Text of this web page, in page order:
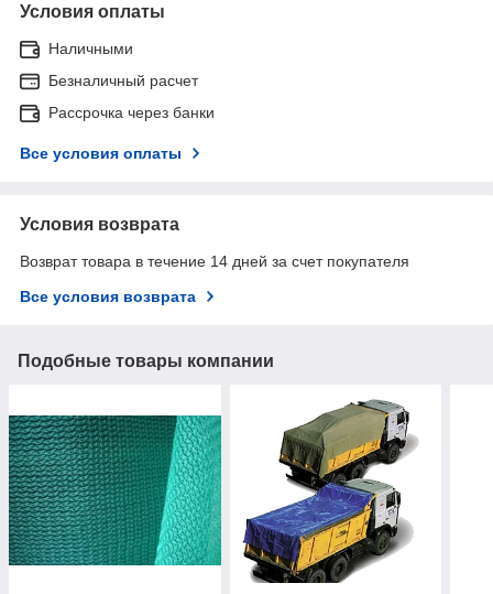
Условия оплаты
Наличными
Безналичный расчет
Рассрочка через банки
Все условия оплаты
Условия возврата
Возврат товара в течение 14 дней за счет покупателя
Все условия возврата
Подобные товары компании